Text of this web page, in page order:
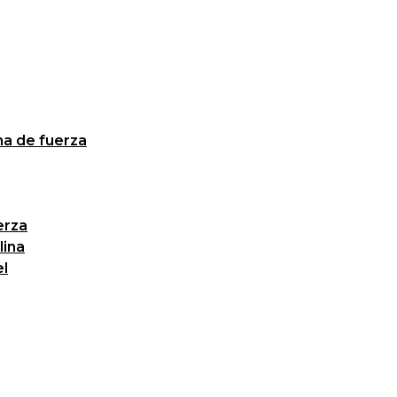
de fuerza